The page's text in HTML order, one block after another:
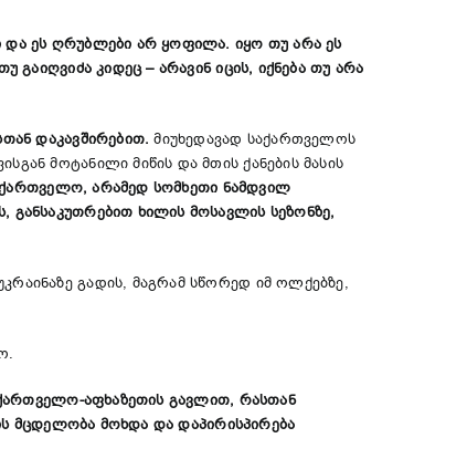
და ეს ღრუბლები არ ყოფილა. იყო თუ არა ეს
კიდეც – არავინ იცის, იქნება თუ არა
დაკავშირებით.მიუხედავად საქართველოს
მოტანილი მიწის და მთის ქანების მასის
არამედ სომხეთი ნამდვილ
ხილის მოსავლის სეზონზე,
გადის, მაგრამ სწორედ იმ ოლქებზე,
აფხაზეთის გავლით, რასთან
მცდელობა მოხდა და დაპირისპირება